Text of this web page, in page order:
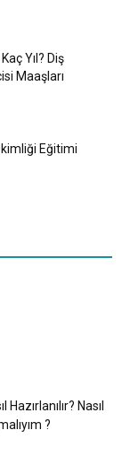
Yıl? Diş
Maaşları
Eğitimi
Hazırlanılır? Nasıl
?